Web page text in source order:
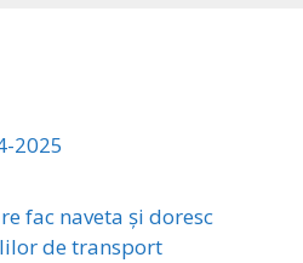
2025
fac naveta și doresc
de transport